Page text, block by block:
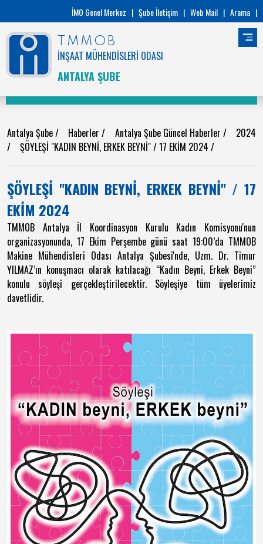
İMO Genel Merkez | Şube İletişim | Web Mail | Arama |
TMMOB
İNŞAAT MÜHENDİSLERİ ODASI
ANTALYA ŞUBE
Antalya Şube/ Haberler/ Antalya Şube Güncel Haberler / 2024
/ ŞÖYLEŞİ "KADIN BEYNİ, ERKEK BEYNİ" / 17 EKİM 2024 /
ŞÖYLEŞİ "KADIN BEYNİ, ERKEK BEYNİ" / 17
EKİM 2024
TMMOB Antalya İl Koordinasyon Kurulu Kadın Komisyonu'nun
organizasyonunda, 17 Ekim Perşembe günü saat 19:00’da TMMOB
Makine Mühendisleri Odası Antalya Şubesi'nde, Uzm. Dr. Timur
YILMAZ’ın konuşmacı olarak katılacağı “Kadın Beyni, Erkek Beyni”
konulu söyleşi gerçekleştirilecektir. Söyleşiye tüm üyelerimiz
davetlidir.